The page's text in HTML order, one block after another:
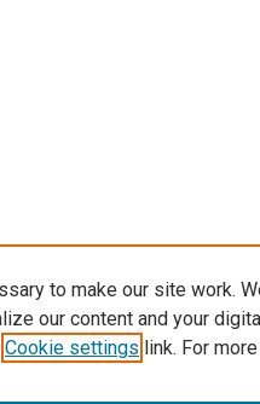
to make our site work.
our content and your
Cookie settings link. For